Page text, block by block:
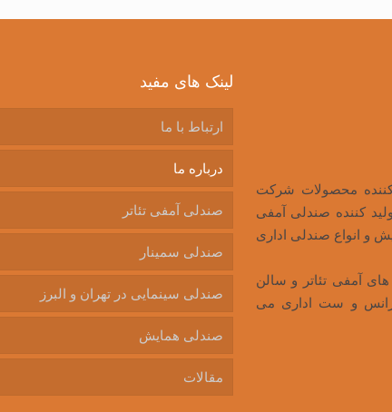
کننده محصولات شرکت
کننده صندلی آمفی
و انواع صندلی اداری
آمفی تئاتر و سالن
و ست اداری می
لینک های مفید
ارتباط با ما
درباره ما
صندلی آمفی تئاتر
صندلی سمینار
صندلی سینمایی در تهران و البرز
صندلی همایش
مقالات